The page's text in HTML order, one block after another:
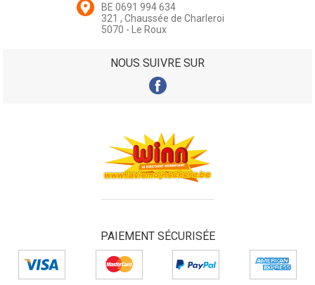
BE 0691 994 634
321 , Chaussée de Charleroi
5070 - Le Roux
NOUS SUIVRE SUR
PAIEMENT SÉCURISÉE